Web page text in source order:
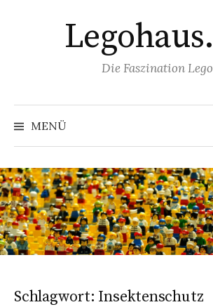
Die Faszination Lego
MENÜ
Schlagwort: Insektenschutz